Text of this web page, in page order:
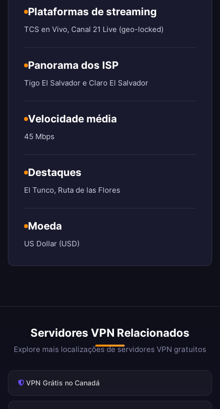
Plataformas de streaming
TCS en Vivo, Canal 21 Live (geo-locked)
Panorama dos ISP
Tigo El Salvador e Claro El Salvador
Velocidade média
45 Mbps
Destaques
El Tunco, Ruta de las Flores
Moeda
US Dollar (USD)
Servidores VPN Relacionados
Explore mais localizações de servidores VPN gratuitos
VPN Grátis no Canadá